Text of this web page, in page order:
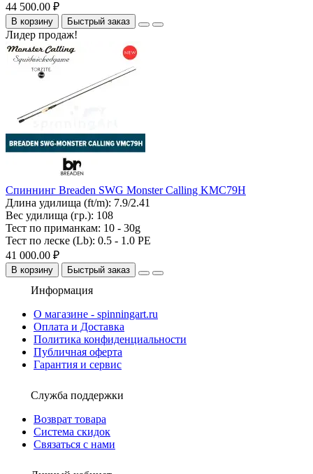
44 500.00 ₽
В корзину Быстрый заказ
Лидер продаж!
Спиннинг Breaden SWG Monster Calling KMC79H
Длина удилища (ft/m): 7.9/2.41
Вес удилища (гр.): 108
Тест по приманкам: 10 - 30g
Тест по леске (Lb): 0.5 - 1.0 PE
41 000.00 ₽
В корзину Быстрый заказ
Информация
О магазине - spinningart.ru
Оплата и Доставка
Политика конфиденциальности
Публичная оферта
Гарантия и сервис
Служба поддержки
Возврат товара
Система скидок
Связаться с нами